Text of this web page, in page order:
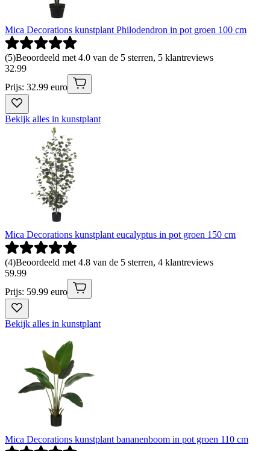
Mica Decorations kunstplant Philodendron in pot groen 100 cm
(5)Beoordeeld met 4.0 van de 5 sterren, 5 klantreviews
32.99
Prijs: 32.99 euro
Bekijk alles in kunstplant
Mica Decorations kunstplant eucalyptus in pot groen 150 cm
(4)Beoordeeld met 4.8 van de 5 sterren, 4 klantreviews
59.99
Prijs: 59.99 euro
Bekijk alles in kunstplant
Mica Decorations kunstplant bananenboom in pot groen 110 cm